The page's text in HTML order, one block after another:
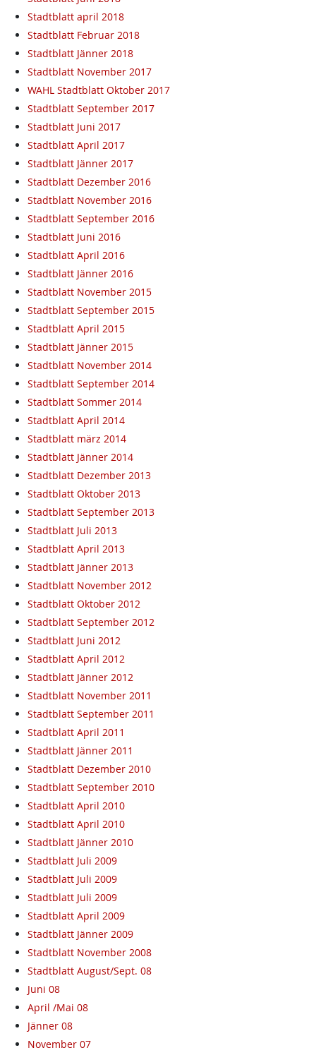
Stadtblatt april 2018
Stadtblatt Februar 2018
Stadtblatt Jänner 2018
Stadtblatt November 2017
WAHL Stadtblatt Oktober 2017
Stadtblatt September 2017
Stadtblatt Juni 2017
Stadtblatt April 2017
Stadtblatt Jänner 2017
Stadtblatt Dezember 2016
Stadtblatt November 2016
Stadtblatt September 2016
Stadtblatt Juni 2016
Stadtblatt April 2016
Stadtblatt Jänner 2016
Stadtblatt November 2015
Stadtblatt September 2015
Stadtblatt April 2015
Stadtblatt Jänner 2015
Stadtblatt November 2014
Stadtblatt September 2014
Stadtblatt Sommer 2014
Stadtblatt April 2014
Stadtblatt märz 2014
Stadtblatt Jänner 2014
Stadtblatt Dezember 2013
Stadtblatt Oktober 2013
Stadtblatt September 2013
Stadtblatt Juli 2013
Stadtblatt April 2013
Stadtblatt Jänner 2013
Stadtblatt November 2012
Stadtblatt Oktober 2012
Stadtblatt September 2012
Stadtblatt Juni 2012
Stadtblatt April 2012
Stadtblatt Jänner 2012
Stadtblatt November 2011
Stadtblatt September 2011
Stadtblatt April 2011
Stadtblatt Jänner 2011
Stadtblatt Dezember 2010
Stadtblatt September 2010
Stadtblatt April 2010
Stadtblatt April 2010
Stadtblatt Jänner 2010
Stadtblatt Juli 2009
Stadtblatt Juli 2009
Stadtblatt Juli 2009
Stadtblatt April 2009
Stadtblatt Jänner 2009
Stadtblatt November 2008
Stadtblatt August/Sept. 08
Juni 08
April /Mai 08
Jänner 08
November 07